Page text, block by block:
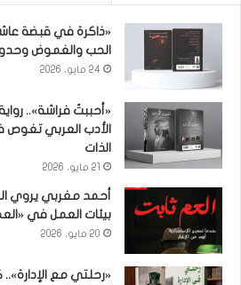
«ذاكرة في قبضة
الحب والغموض وحدود
24 مايو، 2026
«أحببتُ فراشة»..
الأدب العربي
الذات
21 مايو، 2026
أحمد مغربي يروي
بيئات العمل في
20 مايو، 2026
«رحلتي مع